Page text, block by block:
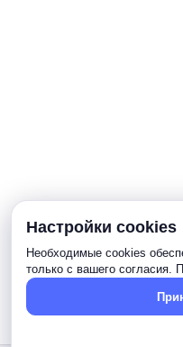
Настройки cookies
Необходимые cookies
только с вашего согласия.